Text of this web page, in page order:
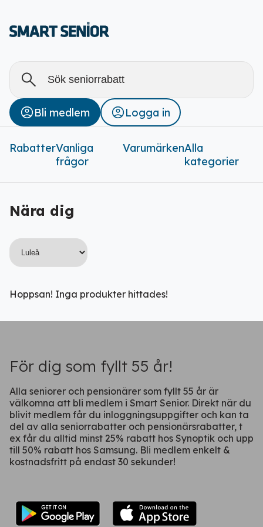
Alla
Rabatter (0)
Bli medlem Logga in
RabatterVanliga
frågor
VarumärkenAlla
kategorier
Nära dig
Hoppsan! Inga produkter hittades!
För dig som fyllt 55 år!
Alla seniorer och pensionärer som fyllt 55 år är
välkomna att bli medlem i Smart Senior. Direkt när du
blivit medlem får du inloggningsuppgifter och kan ta
del av alla seniorrabatter och pensionärsrabatter, t
ex får du alltid minst 25% rabatt hos Synoptik och upp
till 50% rabatt hos Samsung. Bli medlem enkelt &
kostnadsfritt på endast 30 sekunder!
Ladda ner vår app!
ficka
Fortsätt på webben